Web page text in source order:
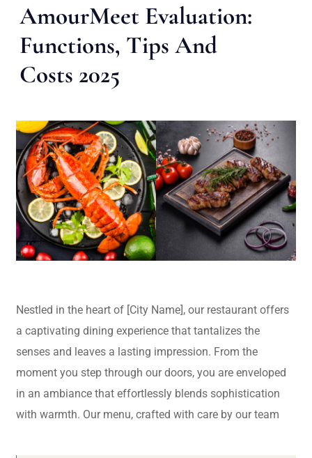
AmourMeet Evaluation:
Functions, Tips And
Costs 2025
Nestled in the heart of [City Name], our restaurant offers
a captivating dining experience that tantalizes the
senses and leaves a lasting impression. From the
moment you step through our doors, you are enveloped
in an ambiance that effortlessly blends sophistication
with warmth. Our menu, crafted with care by our team